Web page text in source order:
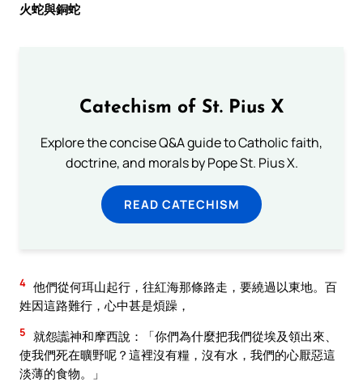
火蛇與銅蛇
Catechism of St. Pius X
Explore the concise Q&A guide to Catholic faith,
doctrine, and morals by Pope St. Pius X.
READ CATECHISM
4 他們從何珥山起行，往紅海那條路走，要繞過以東地。百
姓因這路難行，心中甚是煩躁，
5 就怨讟神和摩西說：「你們為什麼把我們從埃及領出來、
使我們死在曠野呢？這裡沒有糧，沒有水，我們的心厭惡這
淡薄的食物。」